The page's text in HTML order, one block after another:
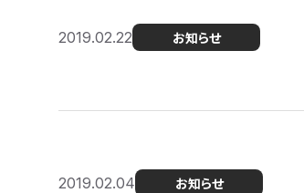
2019.02.22 お知らせ
2019.02.04 お知らせ